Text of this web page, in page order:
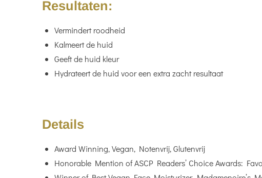
Resultaten:
Vermindert roodheid
Kalmeert de huid
Geeft de huid kleur
Hydrateert de huid voor een extra zacht resultaat
Details
Award Winning, Vegan, Notenvrij, Glutenvrij
Honorable Mention of ASCP Readers’ Choice Awards: